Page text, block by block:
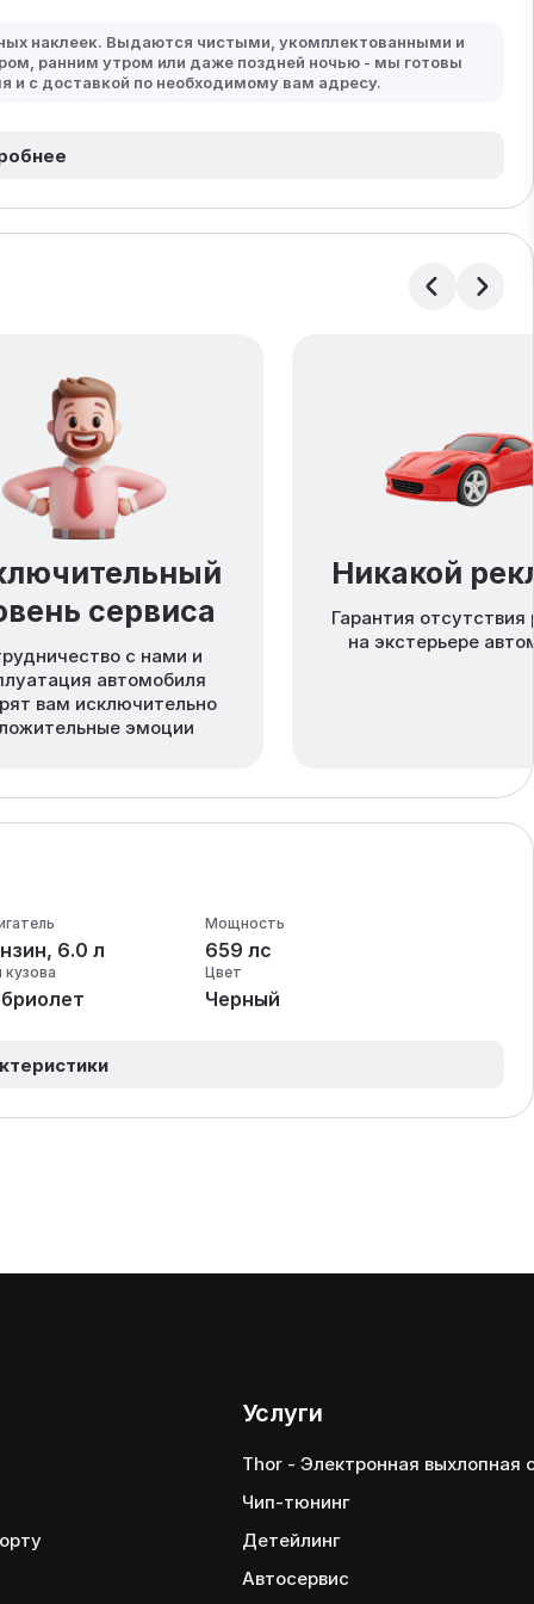
наклеек. Выдаются чистыми, укомплектованными и
ранним утром или даже поздней ночью - мы готовы
и с доставкой по необходимому вам адресу.
сервиса
с нами и
автомобиля
вам исключительно
эмоции
Никакой
Гарантия
на экстерьере
6.0 л
Мощность
659 лс
кузова Цвет
Черный
Услуги
Thor - Электронная выхлопная
Чип-тюнинг
Детейлинг
Автосервис